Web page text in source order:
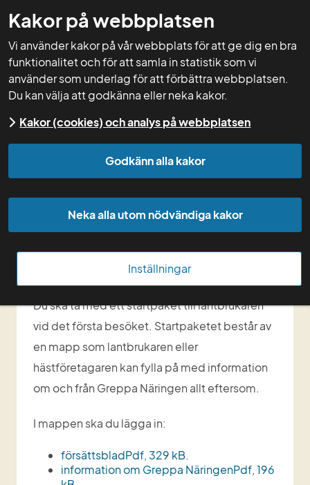
Kakor på webbplatsen
Vi använder kakor på vår webbplats för att ge dig en bra
funktionalitet och för att samla in statistik som vi
använder som underlag för att förbättra webbplatsen.
Du kan välja att godkänna eller neka kakor.
Kakor (cookies) och analys på webbplatsen
Godkänn alla kakor
Neka alla utom nödvändiga kakor
Inställningar
GNW-adm
Start
Mapp istället för pärm
i startbesöken
Vi har bytt ut pärm mot mapp i
startrådgivningarna.
Du ska ta med ett startpaket till lantbrukaren
vid det första besöket. Startpaketet består av
en mapp som lantbrukaren eller
hästföretagaren kan fylla på med information
om och från Greppa Näringen allt eftersom.
I mappen ska du lägga in:
försättsbladPdf, 329 kB.
information om Greppa NäringenPdf, 196